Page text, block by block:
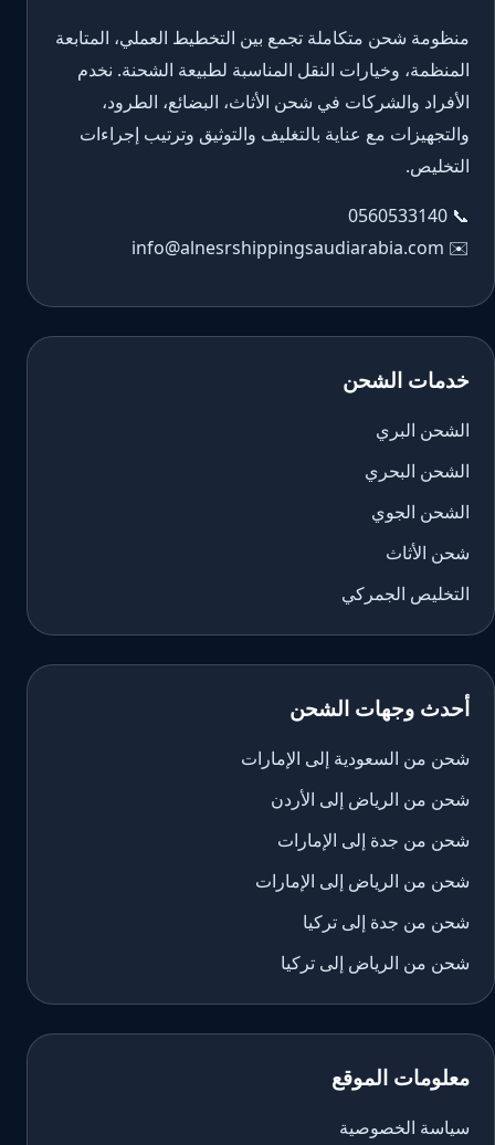
منظومة شحن متكاملة تجمع بين التخطيط العملي، المتابعة
المنظمة، وخيارات النقل المناسبة لطبيعة الشحنة. نخدم
الأفراد والشركات في شحن الأثاث، البضائع، الطرود،
والتجهيزات مع عناية بالتغليف والتوثيق وترتيب إجراءات
التخليص.
📞
0560533140
✉️
info@alnesrshippingsaudiarabia.com
خدمات الشحن
الشحن البري
الشحن البحري
الشحن الجوي
شحن الأثاث
التخليص الجمركي
أحدث وجهات الشحن
شحن من السعودية إلى الإمارات
شحن من الرياض إلى الأردن
شحن من جدة إلى الإمارات
شحن من الرياض إلى الإمارات
شحن من جدة إلى تركيا
شحن من الرياض إلى تركيا
معلومات الموقع
سياسة الخصوصية